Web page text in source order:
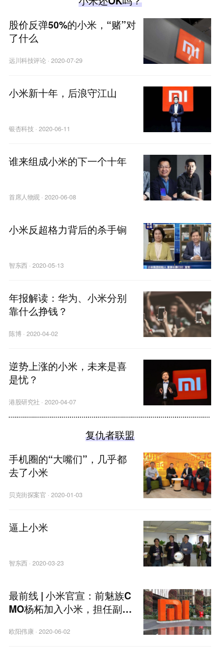
股价反弹50%的小米，“赌”对
了什么
远川科技评论 · 2020-07-29
小米新十年，后浪守江山
银杏科技 · 2020-06-11
谁来组成小米的下一个十年
首席人物观 ·2020-06-08
小米反超格力背后的杀手锏
智东西·2020-05-13
年报解读：华为、小米分别
靠什么挣钱？
陈博· 2020-04-02
逆势上涨的小米，未来是喜
是忧？
港股研究社 ·2020-04-07
复仇者联盟
手机圈的“大嘴们”，几乎都
去了小米
贝克街探案官 · 2020-01-03
逼上小米
智东西·2020-03-23
最前线 | 小米官宣：前魅族C
MO杨柘加入小米，担任副总
欧阳伟康 · 2020-06-02